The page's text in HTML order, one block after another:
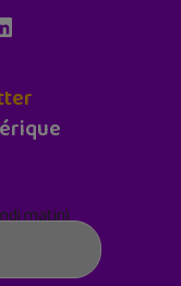
matin)